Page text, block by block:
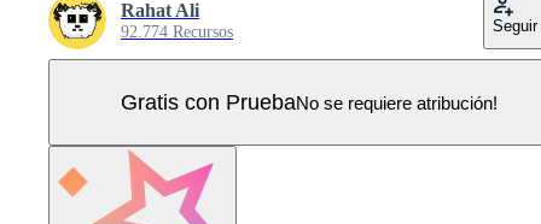
Rahat Ali
92.774 Recursos Seguir
Gratis con PruebaNo se requiere atribución!